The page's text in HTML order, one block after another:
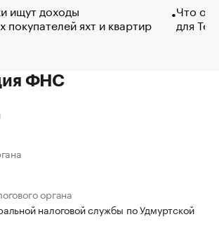
ищут доходы
яхт и квартир
Что
для
ФНС
органа
налоговой службы по Удмуртской